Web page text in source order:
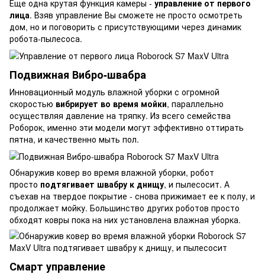
Еще одна крутая функция камеры - управление от первого
лица. Взяв управление Вы сможете не просто осмотреть
дом, но и поговорить с присутствующими через динамик
робота-пылесоса.
Подвижная Вибро-швабра
Инновационный модуль влажной уборки с огромной
скоростью вибрирует во время мойки, параллельно
осуществляя давление на тряпку. Из всего семейства
Роборок, именно эти модели могут эффективно оттирать
пятна, и качественно мыть пол.
Обнаружив ковер во время влажной уборки, робот
просто подтягивает швабру к днищу, и пылесосит. А
съехав на твердое покрытие - снова прижимает ее к полу, и
продолжает мойку. Большинство других роботов просто
обходят ковры пока на них установлена влажная уборка.
Смарт управление